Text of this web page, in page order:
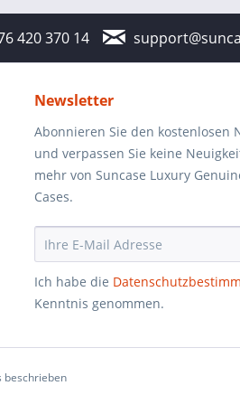
420 370 14
Newsletter
Abonnieren Sie den kostenlosen
und verpassen Sie keine
mehr von Suncase Luxury
Cases.
Ich habe die
Kenntnis genommen.
beschrieben